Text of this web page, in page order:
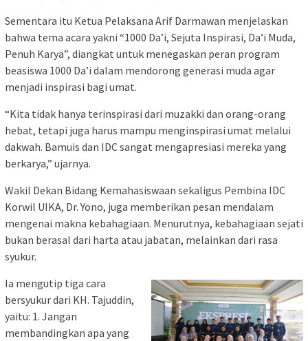
Sementara itu Ketua Pelaksana Arif Darmawan menjelaskan
bahwa tema acara yakni “1000 Da’i, Sejuta Inspirasi, Da’i Muda,
Penuh Karya”, diangkat untuk menegaskan peran program
beasiswa 1000 Da’i dalam mendorong generasi muda agar
menjadi inspirasi bagi umat.
“Kita tidak hanya terinspirasi dari muzakki dan orang-orang
hebat, tetapi juga harus mampu menginspirasi umat melalui
dakwah. Bamuis dan IDC sangat mengapresiasi mereka yang
berkarya,” ujarnya.
Wakil Dekan Bidang Kemahasiswaan sekaligus Pembina IDC
Korwil UIKA, Dr. Yono, juga memberikan pesan mendalam
mengenai makna kebahagiaan. Menurutnya, kebahagiaan sejati
bukan berasal dari harta atau jabatan, melainkan dari rasa
syukur.
Ia mengutip tiga cara
bersyukur dari KH. Tajuddin,
yaitu: 1. Jangan
membandingkan apa yang